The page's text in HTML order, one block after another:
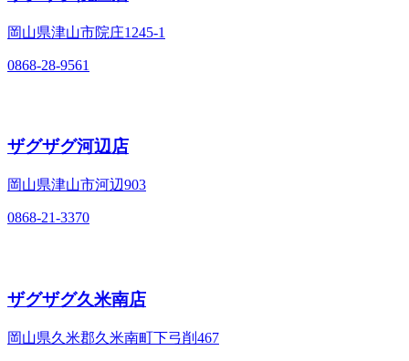
岡山県津山市院庄1245-1
0868-28-9561
ザグザグ河辺店
岡山県津山市河辺903
0868-21-3370
ザグザグ久米南店
岡山県久米郡久米南町下弓削467